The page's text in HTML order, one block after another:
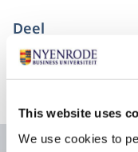
This website uses
We use cookies to
Deel
FACEBOOK
X